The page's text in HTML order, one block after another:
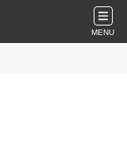
MENU